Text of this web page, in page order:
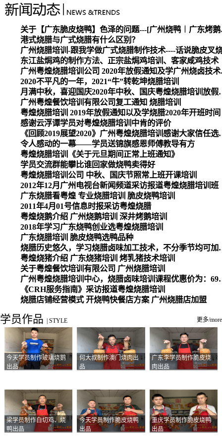
关于【广
港式烧腊与广式烧腊有什么区别？
广州烧腊培训-跟我学做广式烧腊制作技术----话说脆皮叉
东江盐焗鸡的制作方法、正宗盐焗鸡培训、客家咸鸡技术
广州粤煌
2020不平凡的一年，2021“牛”转乾坤烧腊培训
月满中秋，喜迎
广州粤煌餐饮培训有限公司复工通知 烧腊培训
粤煌烧腊培训 2019年放假通知以及学烧腊2020年开班时间
感谢云浮谭学员对粤煌烧腊培训中肯的评价
《回顾2019展望
令人感动的一幕——学员送锦旗感恩师傅教导有方
粤煌烧腊培训《关于元旦期间正常上班通知》
学员交流群能攀比谁回家做烧鸭卖得好
粤煌烧腊培训公司 中秋、国庆节照常上班开课培训
2012年12月广州电视台新闻频道采访报道粤煌烧腊培训班
广东烧腊看粤煌 专业烧腊培训 脆皮烧鸭培训
2011年4月01号信息时报采访粤煌烧腊
粤煌烧鹅介绍 广州烧鹅培训 深井烤鹅培训
2018年学习广东烧鸭创业选粤煌烧腊培训
广东烧腊培训 脆皮烧鸭选鸭品种
烧腊历史悠久，学习
粤煌烧猪介绍 广东烧猪培训 烤乳猪技术培训
关于粤煌餐饮培训有限公司 广州烧腊培训
广州粤煌烧腊培训中心，烧腊卤味培训课程优惠价为：6980元
《CRH服务指南》采访报道粤煌烧腊培训
烧腊店铺经营模式 开烧鸭快餐店方案 广州烧腊店加盟
学员作品 STYLE 更多/more
今天学员制作玻璃烧鹅
出品
何大叔制作澳门烧肉出
品
广东李学员制作脆皮烧
肉出品
梁学员制作白切鸡、烧
鸭出品
今天学员制作脆皮烧鸭
出品
重庆学员制作脆皮烧鸭
出品